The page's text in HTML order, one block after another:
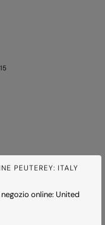
PEUTEREY: ITALY
online: United